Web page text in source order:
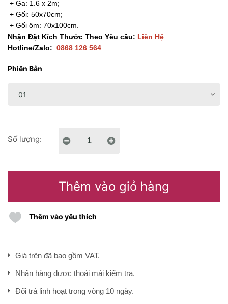
+ Ga: 1.6 x 2m;
+ Gối: 50x70cm;
+ Gối ôm: 70x100cm.
Nhận Đặt Kích Thước Theo Yêu cầu: Liên Hệ
Hotline/Zalo: 0868 126 564
Phiên Bản
Số lượng:
Thêm vào giỏ hàng
Thêm vào yêu thích
Giá trên đã bao gồm VAT.
Nhận hàng được thoải mái kiểm tra.
Đổi trả linh hoạt trong vòng 10 ngày.